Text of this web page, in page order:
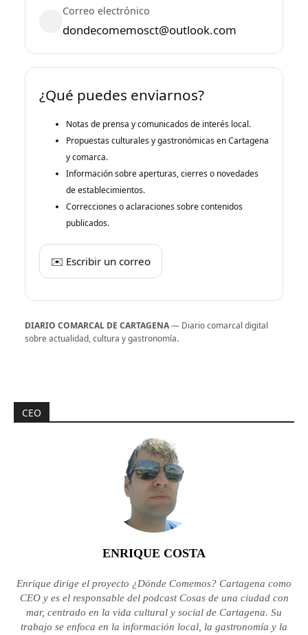
Correo electrónico
dondecomemosct@outlook.com
¿Qué puedes enviarnos?
Notas de prensa y comunicados de interés local.
Propuestas culturales y gastronómicas en Cartagena
y comarca.
Información sobre aperturas, cierres o novedades
de establecimientos.
Correcciones o aclaraciones sobre contenidos
publicados.
✉️ Escribir un correo
DIARIO COMARCAL DE CARTAGENA— Diario comarcal digital
sobre actualidad, cultura y gastronomía.
CEO
ENRIQUE COSTA
Enrique dirige el proyecto ¿Dónde Comemos? Cartagena como
CEO y es el responsable del podcast Cosas de una ciudad con
mar, centrado en la vida cultural y social de Cartagena. Su
trabajo se enfoca en la información local, la gastronomía y la